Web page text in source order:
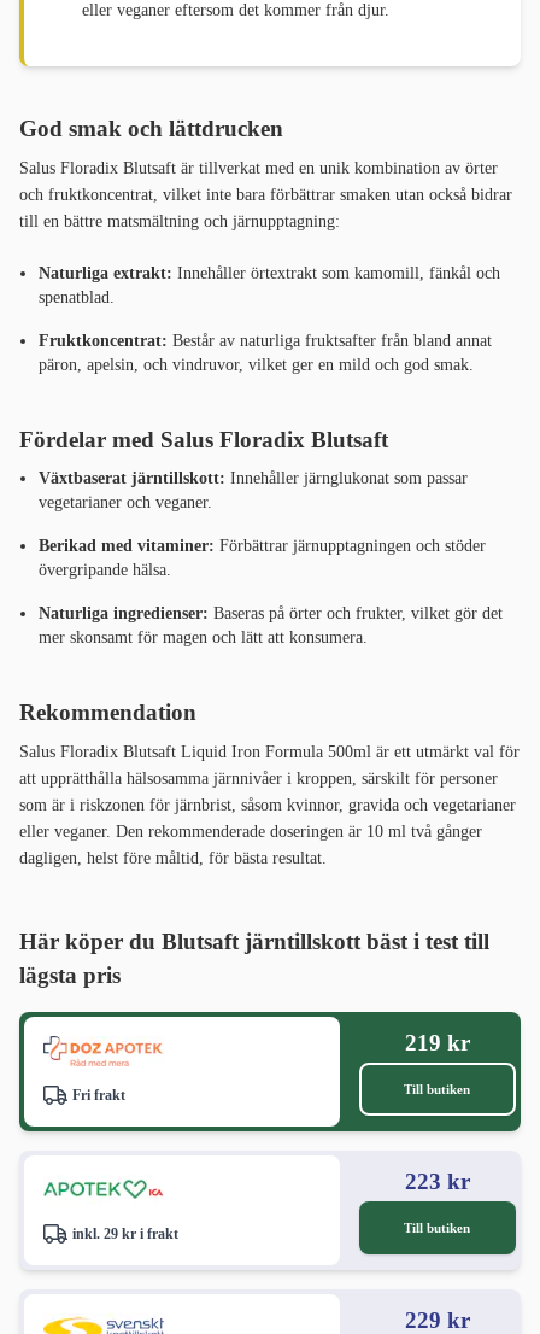
eller veganer eftersom det kommer från djur.
God smak och lättdrucken
Salus Floradix Blutsaft är tillverkat med en unik kombination av örter
och fruktkoncentrat, vilket inte bara förbättrar smaken utan också bidrar
till en bättre matsmältning och järnupptagning:
Naturliga extrakt: Innehåller örtextrakt som kamomill, fänkål och
spenatblad.
Fruktkoncentrat: Består av naturliga fruktsafter från bland annat
päron, apelsin, och vindruvor, vilket ger en mild och god smak.
Fördelar med Salus Floradix Blutsaft
Växtbaserat järntillskott: Innehåller järnglukonat som passar
vegetarianer och veganer.
Berikad med vitaminer: Förbättrar järnupptagningen och stöder
övergripande hälsa.
Naturliga ingredienser: Baseras på örter och frukter, vilket gör det
mer skonsamt för magen och lätt att konsumera.
Rekommendation
Salus Floradix Blutsaft Liquid Iron Formula 500ml är ett utmärkt val för
att upprätthålla hälsosamma järnnivåer i kroppen, särskilt för personer
som är i riskzonen för järnbrist, såsom kvinnor, gravida och vegetarianer
eller veganer. Den rekommenderade doseringen är 10 ml två gånger
dagligen, helst före måltid, för bästa resultat.
Här köper du Blutsaft järntillskott bäst i testtill
lägsta pris
Fri frakt
219 kr
Till butiken
inkl. 29 kr i frakt
223 kr
Till butiken
229 kr